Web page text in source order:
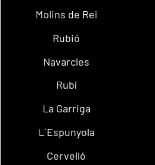
Molins de Rei
Rubió
Navarcles
Rubí
La Garriga
L´Espunyola
Cervelló